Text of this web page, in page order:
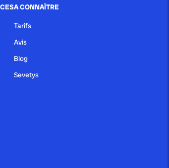
A CONNAÎTRE
Tarifs
Avis
Blog
Sevetys